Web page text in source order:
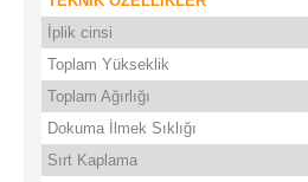
İplik cinsi
Toplam Yükseklik
Toplam Ağırlığı
Dokuma İlmek Sıklığı
Sırt Kaplama